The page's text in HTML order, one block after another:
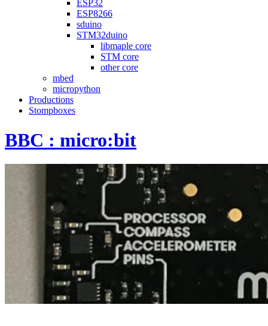
ESP32
ESP8266
sduino
STM32duino
libmaple core
STM core
other core
mbed
micropython
Productions
Stompboxes
BBC : micro:bit